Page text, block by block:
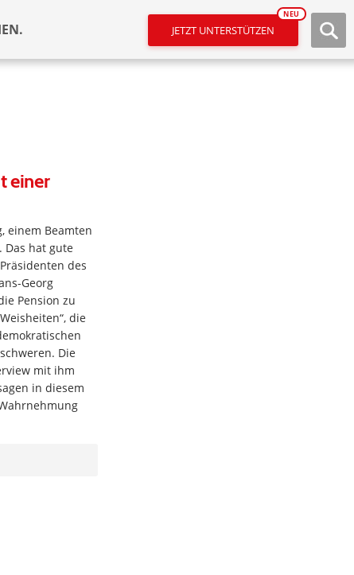
JETZT UNTERSTÜTZEN
NEU
einer
einem Beamten
Das hat gute
des
Georg
Pension zu
die
Die
mit ihm
in diesem